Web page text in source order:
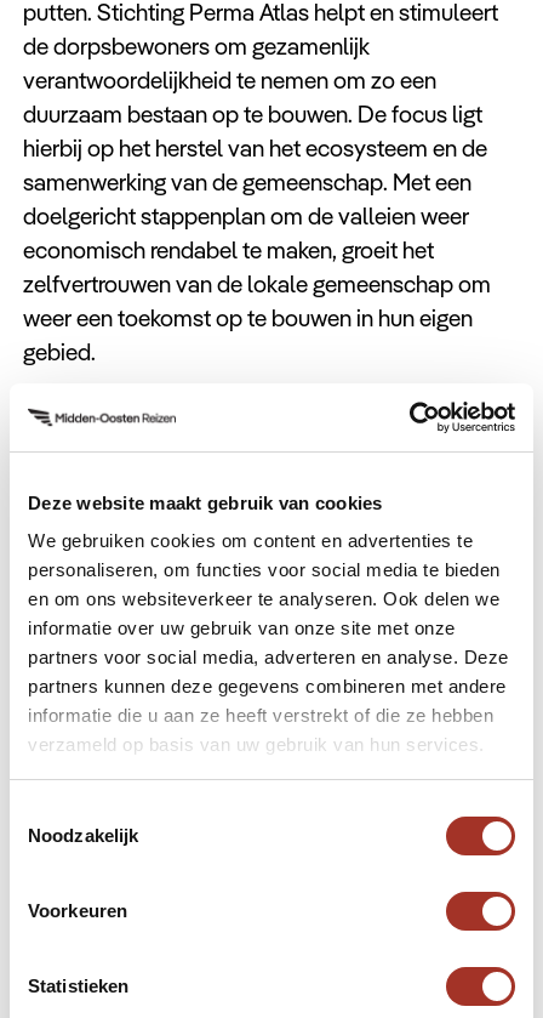
Deze website maakt gebruik van cookies
We gebruiken cookies om content en advertenties te
personaliseren, om functies voor social media te bieden
en om ons websiteverkeer te analyseren. Ook delen we
informatie over uw gebruik van onze site met onze
partners voor social media, adverteren en analyse. Deze
partners kunnen deze gegevens combineren met andere
informatie die u aan ze heeft verstrekt of die ze hebben
verzameld op basis van uw gebruik van hun services.
Noodzakelijk
Voorkeuren
Statistieken
putten. Stichting Perma Atlas helpt en stimuleert
de dorpsbewoners om gezamenlijk
verantwoordelijkheid te nemen om zo een
duurzaam bestaan op te bouwen. De focus ligt
hierbij op het herstel van het ecosysteem en de
samenwerking van de gemeenschap. Met een
doelgericht stappenplan om de valleien weer
economisch rendabel te maken, groeit het
zelfvertrouwen van de lokale gemeenschap om
weer een toekomst op te bouwen in hun eigen
gebied.
Nadat eigenaar van Middenoostenreizen.com Rob
van Helvoort en Latifa Oumlil elkaar ontmoet
hebben is in 2021 besloten om Perma Atlas te
gaan onersteunen met financiele donaties per
reiziger. Ook is afgesprokene in de toekomst te
gaan kijken om reizigers die naar Marokko reizen
een bezoek te laten brengen aan Angulez om zo
een positieve bijdrage te kunnen leveren tijdens de
Middenoostenreizen.com Stichting Perma Atlas en
doneren per reiziger een bedrag van twee euro aan
de organisatie.